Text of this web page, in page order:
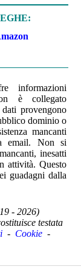
informazioni
è collegato
provengono
dominio o
mancanti
email. Non si
inesatti
attività. Questo
guadagni dalla
- 2026)
testata
- Cookie-